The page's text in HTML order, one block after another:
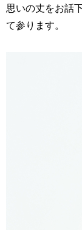
思いの丈をお話
て参ります。